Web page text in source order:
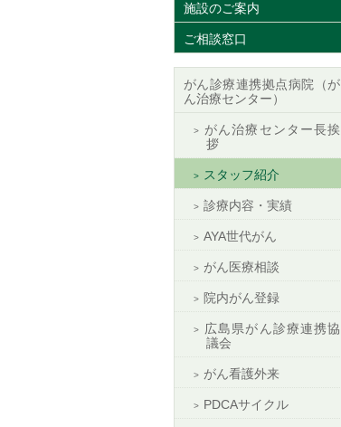
施設のご案内
ご相談窓口
がん診療連携拠点病院（が
ん治療センター）
がん治療センター長挨
拶
スタッフ紹介
診療内容・実績
AYA世代がん
がん医療相談
院内がん登録
広島県がん診療連携協
議会
がん看護外来
PDCAサイクル